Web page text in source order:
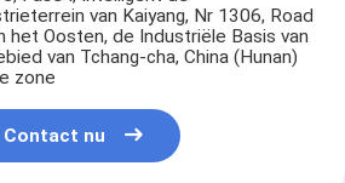
van Kaiyang, Nr 1306, Road
het Oosten, de Industriële Basis van
van Tchang-cha, China (Hunan)
zone
Contact nu